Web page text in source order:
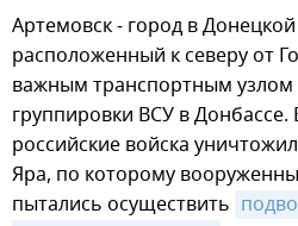
Артемовск - город в
расположенный к северу от
важным транспортным узлом
группировки ВСУ в Донбассе.
российские войска
Яра, по которому
пытались осуществить